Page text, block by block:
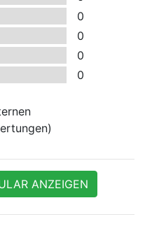
0
0
0
0
ANZEIGEN